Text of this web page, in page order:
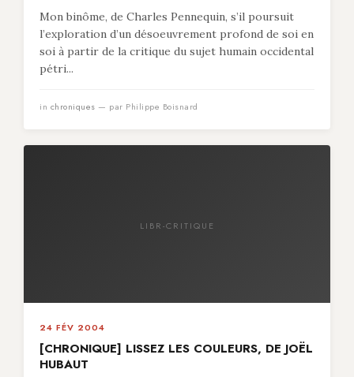
Mon binôme, de Charles Pennequin, s’il poursuit
l’exploration d’un désoeuvrement profond de soi en
soi à partir de la critique du sujet humain occidental
pétri...
in chroniques — par Philippe Boisnard
LIBR-CRITIQUE
24 FÉV 2004
[CHRONIQUE] LISSEZ LES COULEURS, DE JOËL
HUBAUT